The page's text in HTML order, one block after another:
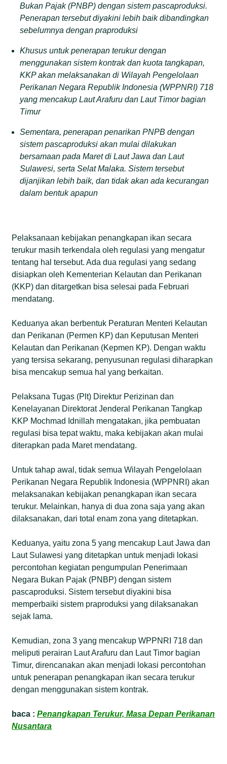
Bukan Pajak (PNBP) dengan sistem pascaproduksi.
Penerapan tersebut diyakini lebih baik dibandingkan
sebelumnya dengan praproduksi
Khusus untuk penerapan terukur dengan
menggunakan sistem kontrak dan kuota tangkapan,
KKP akan melaksanakan di Wilayah Pengelolaan
Perikanan Negara Republik Indonesia (WPPNRI) 718
yang mencakup Laut Arafuru dan Laut Timor bagian
Timur
Sementara, penerapan penarikan PNPB dengan
sistem pascaproduksi akan mulai dilakukan
bersamaan pada Maret di Laut Jawa dan Laut
Sulawesi, serta Selat Malaka. Sistem tersebut
dijanjikan lebih baik, dan tidak akan ada kecurangan
dalam bentuk apapun
Pelaksanaan kebijakan penangkapan ikan secara
terukur masih terkendala oleh regulasi yang mengatur
tentang hal tersebut. Ada dua regulasi yang sedang
disiapkan oleh Kementerian Kelautan dan Perikanan
(KKP) dan ditargetkan bisa selesai pada Februari
mendatang.
Keduanya akan berbentuk Peraturan Menteri Kelautan
dan Perikanan (Permen KP) dan Keputusan Menteri
Kelautan dan Perikanan (Kepmen KP). Dengan waktu
yang tersisa sekarang, penyusunan regulasi diharapkan
bisa mencakup semua hal yang berkaitan.
Pelaksana Tugas (Plt) Direktur Perizinan dan
Kenelayanan Direktorat Jenderal Perikanan Tangkap
KKP Mochmad Idnillah mengatakan, jika pembuatan
regulasi bisa tepat waktu, maka kebijakan akan mulai
diterapkan pada Maret mendatang.
Untuk tahap awal, tidak semua Wilayah Pengelolaan
Perikanan Negara Republik Indonesia (WPPNRI) akan
melaksanakan kebijakan penangkapan ikan secara
terukur. Melainkan, hanya di dua zona saja yang akan
dilaksanakan, dari total enam zona yang ditetapkan.
Keduanya, yaitu zona 5 yang mencakup Laut Jawa dan
Laut Sulawesi yang ditetapkan untuk menjadi lokasi
percontohan kegiatan pengumpulan Penerimaan
Negara Bukan Pajak (PNBP) dengan sistem
pascaproduksi. Sistem tersebut diyakini bisa
memperbaiki sistem praproduksi yang dilaksanakan
sejak lama.
Kemudian, zona 3 yang mencakup WPPNRI 718 dan
meliputi perairan Laut Arafuru dan Laut Timor bagian
Timur, direncanakan akan menjadi lokasi percontohan
untuk penerapan penangkapan ikan secara terukur
dengan menggunakan sistem kontrak.
baca :Penangkapan Terukur, Masa Depan Perikanan
Nusantara